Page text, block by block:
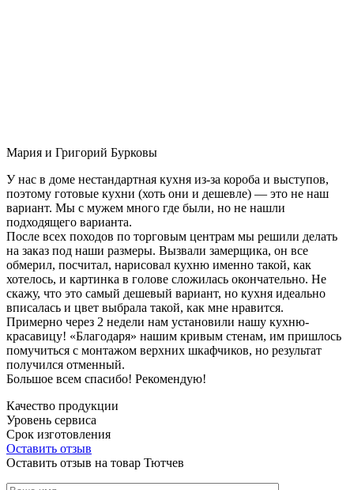
Мария и Григорий Бурковы
У нас в доме нестандартная кухня из-за короба и выступов,
поэтому готовые кухни (хоть они и дешевле) — это не наш
вариант. Мы с мужем много где были, но не нашли
подходящего варианта.
После всех походов по торговым центрам мы решили делать
на заказ под наши размеры. Вызвали замерщика, он все
обмерил, посчитал, нарисовал кухню именно такой, как
хотелось, и картинка в голове сложилась окончательно. Не
скажу, что это самый дешевый вариант, но кухня идеально
вписалась и цвет выбрала такой, как мне нравится.
Примерно через 2 недели нам установили нашу кухню-
красавицу! «Благодаря» нашим кривым стенам, им пришлось
помучиться с монтажом верхних шкафчиков, но результат
получился отменный.
Большое всем спасибо! Рекомендую!
Качество продукции
Уровень сервиса
Срок изготовления
Оставить отзыв
Оставить отзыв на товар Тютчев